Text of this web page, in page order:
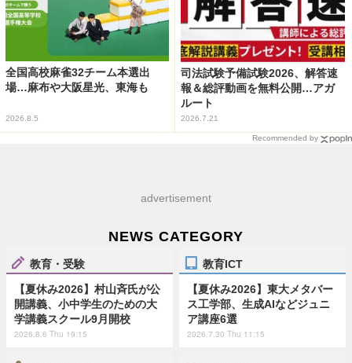
全国高校麻雀32チーム本選出
場…麻布や大阪星光、東海も
2026.8.5
司法試験予備試験2026、解答速
報＆総評動画を無料公開…アガ
ルート
2026.7.21
Recommended by
advertisement
NEWS CATEGORY
教育・受験
【夏休み2026】村山斉氏が公
開講義、小中学生のための大
学講義スクール9月開校
2026.8.6 Thu 19:15
教育ICT
【夏休み2026】東大メタバー
ス工学部、生成AIなどジュニ
ア講座6選
2026.7.30 Thu 11:15